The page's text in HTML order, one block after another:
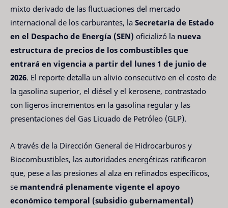
mixto derivado de las fluctuaciones del mercado
internacional de los carburantes, la Secretaría de Estado
en el Despacho de Energía (SEN) oficializó la nueva
estructura de precios de los combustibles que
entrará en vigencia a partir del lunes 1 de junio de
2026. El reporte detalla un alivio consecutivo en el costo de
la gasolina superior, el diésel y el kerosene, contrastado
con ligeros incrementos en la gasolina regular y las
presentaciones del Gas Licuado de Petróleo (GLP).
A través de la Dirección General de Hidrocarburos y
Biocombustibles, las autoridades energéticas ratificaron
que, pese a las presiones al alza en refinados específicos,
se mantendrá plenamente vigente el apoyo
económico temporal (subsidio gubernamental)